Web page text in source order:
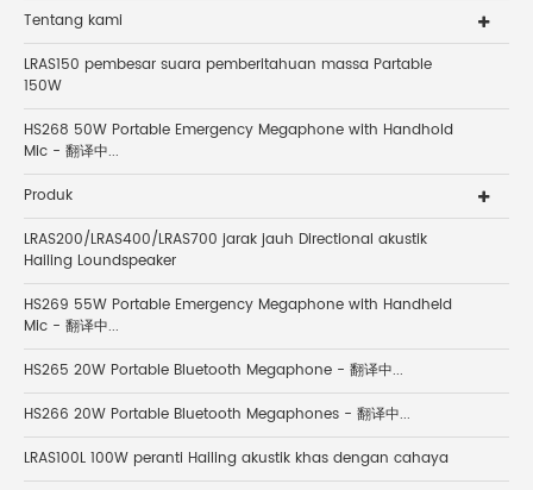
Tentang kami
LRAS150 pembesar suara pemberitahuan massa Partable
150W
HS268 50W Portable Emergency Megaphone with Handhold
Mic - 翻译中...
Produk
LRAS200/LRAS400/LRAS700 jarak jauh Directional akustik
Hailing Loundspeaker
HS269 55W Portable Emergency Megaphone with Handheld
Mic - 翻译中...
HS265 20W Portable Bluetooth Megaphone - 翻译中...
HS266 20W Portable Bluetooth Megaphones - 翻译中...
LRAS100L 100W peranti Hailing akustik khas dengan cahaya